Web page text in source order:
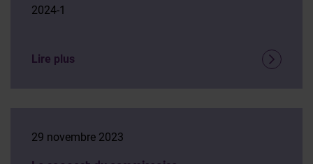
2024-1
Lire plus
29 novembre 2023